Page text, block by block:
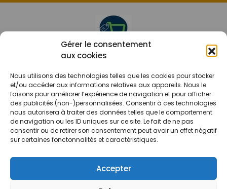
Gérer le consentement
aux cookies
Nous utilisons des technologies telles que les cookies pour stocker
et/ou accéder aux informations relatives aux appareils. Nous le
faisons pour améliorer l’expérience de navigation et pour afficher
des publicités (non-)personnalisées. Consentir à ces technologies
nous autorisera à traiter des données telles que le comportement
de navigation ou les ID uniques sur ce site. Le fait de ne pas
consentir ou de retirer son consentement peut avoir un effet négatif
sur certaines fonctonnalités et caractéristiques.
Accepter
Le prix peut être réduit !
Mes Bons
FAQ
Qui sommes nous
Contactez-nous
Código promocional
Bonnes affaires
Code réduction
Bons plans
Soldes
Rentrée